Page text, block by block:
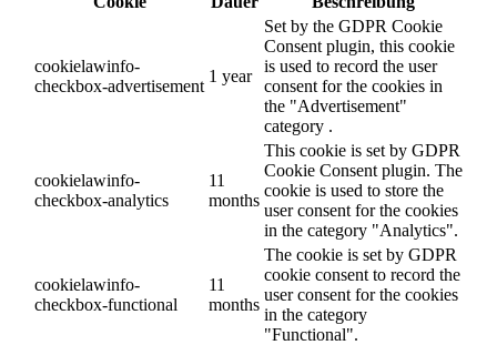
cookielawinfo-
checkbox-advertisement
1 year
Set by the GDPR Cookie
Consent plugin, this cookie
is used to record the user
consent for the cookies in
the "Advertisement"
category .
cookielawinfo-
checkbox-analytics
11
months
This cookie is set by GDPR
Cookie Consent plugin. The
cookie is used to store the
user consent for the cookies
in the category "Analytics".
cookielawinfo-
checkbox-functional
11
months
The cookie is set by GDPR
cookie consent to record the
user consent for the cookies
in the category
"Functional".